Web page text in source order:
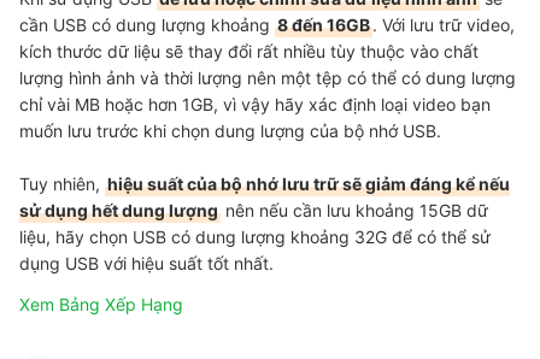
cần USB có dung lượng khoảng 8 đến 16GB. Với lưu trữ video,
kích thước dữ liệu sẽ thay đổi rất nhiều tùy thuộc vào chất
lượng hình ảnh và thời lượng nên một tệp có thể có dung lượng
chỉ vài MB hoặc hơn 1GB, vì vậy hãy xác định loại video bạn
muốn lưu trước khi chọn dung lượng của bộ nhớ USB.
Tuy nhiên, hiệu suất của bộ nhớ lưu trữ sẽ giảm đáng kể nếu
sử dụng hết dung lượng nên nếu cần lưu khoảng 15GB dữ
liệu, hãy chọn USB có dung lượng khoảng 32G để có thể sử
dụng USB với hiệu suất tốt nhất.
Xem Bảng Xếp Hạng